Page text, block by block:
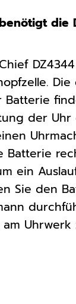
die
Die
Batterie
der Uhr
Batterie
ein
Sie den
Uhrwerk